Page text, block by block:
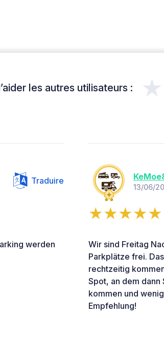
les autres utilisateurs :
Traduire
werden
13/06/
Wir sind Freitag
Parkplätze frei.
rechtzeitig
Spot, an dem
kommen und
Empfehlung!